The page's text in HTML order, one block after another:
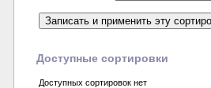
Доступные сортировки
Доступных сортировок нет